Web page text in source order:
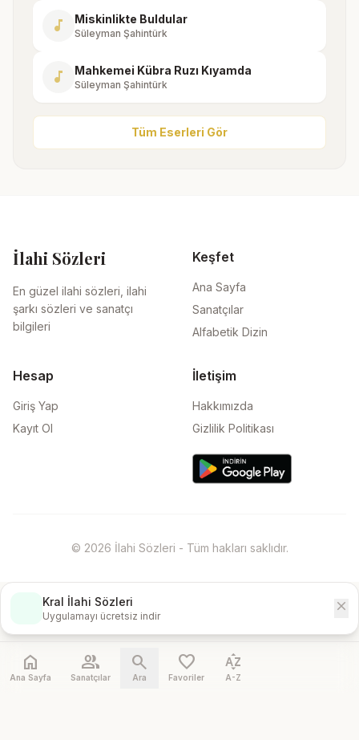
music_note Miskinlikte Buldular
Süleyman Şahintürk
music_note Mahkemei Kübra Ruzı Kıyamda
Süleyman Şahintürk
Tüm Eserleri Gör
İlahi Sözleri
En güzel ilahi sözleri, ilahi
şarkı sözleri ve sanatçı
bilgileri
Keşfet
Ana Sayfa
Sanatçılar
Alfabetik Dizin
Hesap
Giriş Yap
Kayıt Ol
İletişim
Hakkımızda
Gizlilik Politikası
© 2026 İlahi Sözleri - Tüm hakları saklıdır.
Kral İlahi Sözleri
Uygulamayı ücretsiz indir
close
home
Ana Sayfa
people
Sanatçılar
search
Ara
favorite
Favoriler
sort_by_alpha
A-Z